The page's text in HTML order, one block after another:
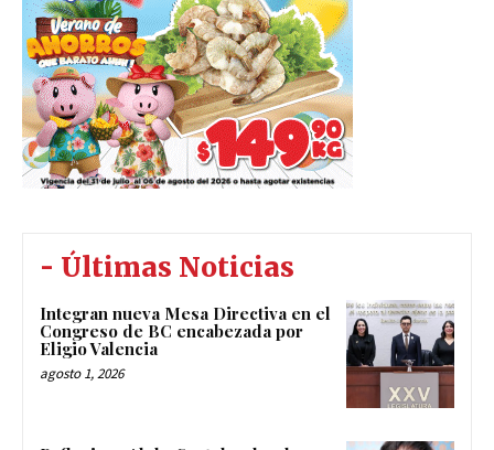
- Últimas Noticias
Integran nueva Mesa Directiva en el
Congreso de BC encabezada por
Eligio Valencia
agosto 1, 2026